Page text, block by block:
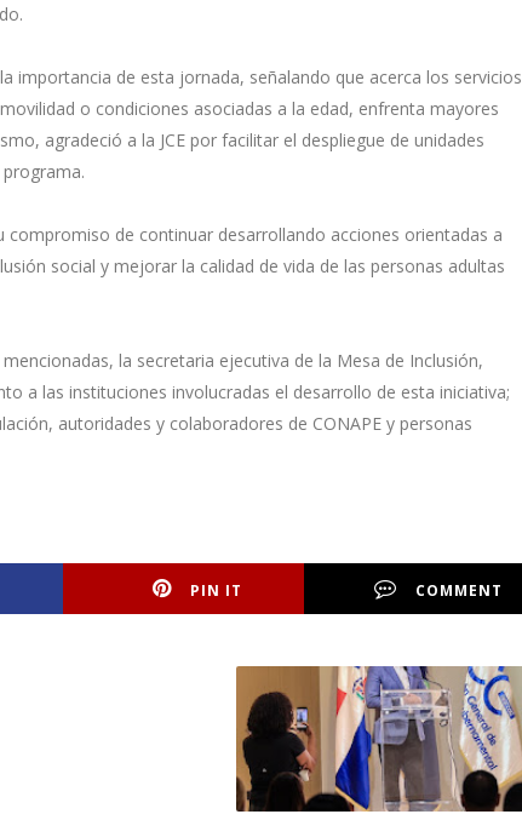
importancia de esta jornada, señalando que acerca los servicios
o condiciones asociadas a la edad, enfrenta mayores
agradeció a la JCE por facilitar el despliegue de unidades
de continuar desarrollando acciones orientadas a
social y mejorar la calidad de vida de las personas adultas
la secretaria ejecutiva de la Mesa de Inclusión,
a las instituciones involucradas el desarrollo de esta iniciativa;
autoridades y colaboradores de CONAPE y personas
PIN IT COMMENT